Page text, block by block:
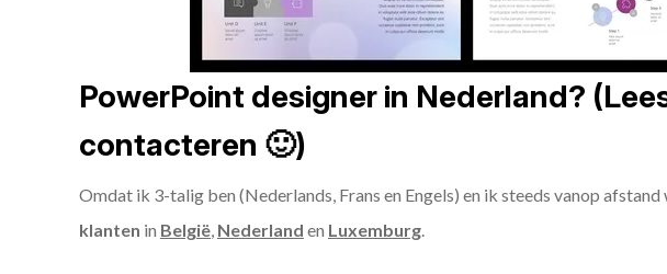
PowerPoint designer in Nederland?
contacteren 🙂)
Omdat ik 3-talig ben (Nederlands, Frans en Engels) en ik steeds vanop
klanten in België, Nederland en Luxemburg.